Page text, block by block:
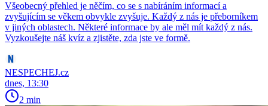
Všeobecný přehled je něčím, co se s nabíráním informací a
zvyšujícím se věkem obvykle zvyšuje. Každý z nás je přeborníkem
v jiných oblastech. Některé informace by ale měl mít každý z nás.
Vyzkoušejte náš kvíz a zjistěte, zda jste ve formě.
NESPECHEJ.cz
dnes, 13:30
2 min